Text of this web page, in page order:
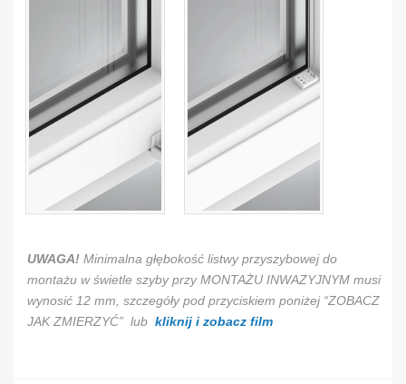
UWAGA! Minimalna głębokość listwy przyszybowej do
montażu w świetle szyby przy MONTAŻU INWAZYJNYM musi
wynosić 12 mm, szczegóły pod przyciskiem poniżej “ZOBACZ
JAK ZMIERZYĆ” lub kliknij i zobacz film